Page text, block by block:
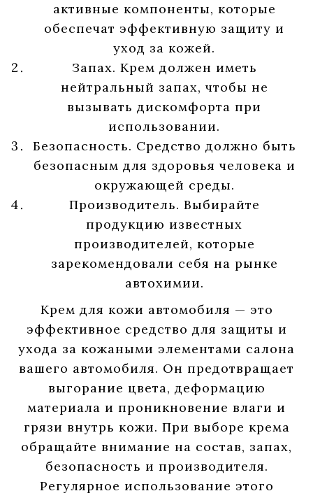
активные компоненты, которые
обеспечат эффективную защиту и
уход за кожей.
Запах. Крем должен иметь
нейтральный запах, чтобы не
вызывать дискомфорта при
использовании.
Безопасность. Средство должно быть
безопасным для здоровья человека и
окружающей среды.
Производитель. Выбирайте
продукцию известных
производителей, которые
зарекомендовали себя на рынке
автохимии.
Крем для кожи автомобиля — это
эффективное средство для защиты и
ухода за кожаными элементами салона
вашего автомобиля. Он предотвращает
выгорание цвета, деформацию
материала и проникновение влаги и
грязи внутрь кожи. При выборе крема
обращайте внимание на состав, запах,
безопасность и производителя.
Регулярное использование этого